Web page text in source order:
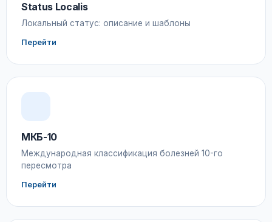
Status Localis
Локальный статус: описание и шаблоны
Перейти
МКБ-10
Международная классификация болезней 10-го
пересмотра
Перейти